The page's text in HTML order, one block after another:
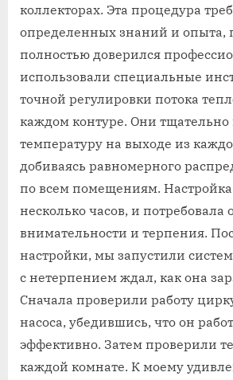
коллекторах. Эта процедура
определенных знаний и опыта‚
полностью доверился
использовали специальные
точной регулировки потока
каждом контуре. Они
температуру на выходе из
добиваясь равномерного
по всем помещениям. Настройка
несколько часов‚ и потребовала
внимательности и терпения.
настройки‚ мы запустили
с нетерпением ждал‚ как она
Сначала проверили работу
насоса‚ убедившись‚ что он
эффективно. Затем проверили
каждой комнате. К моему